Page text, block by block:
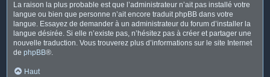
La raison la plus probable est que l’administrateur n’ait pas installé votre
langue ou bien que personne n’ait encore traduit phpBB dans votre
langue. Essayez de demander à un administrateur du forum d’installer la
langue désirée. Si elle n’existe pas, n’hésitez pas à créer et partager une
nouvelle traduction. Vous trouverez plus d’informations sur le site Internet
de phpBB®.
Haut